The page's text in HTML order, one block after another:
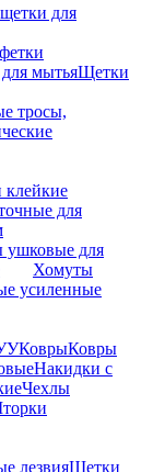
для
мытьяЩетки
тросы,
клейкие
для
ушковые для
Хомуты
усиленные
КоврыКовры
Накидки с
Чехлы
лезвияЩетки